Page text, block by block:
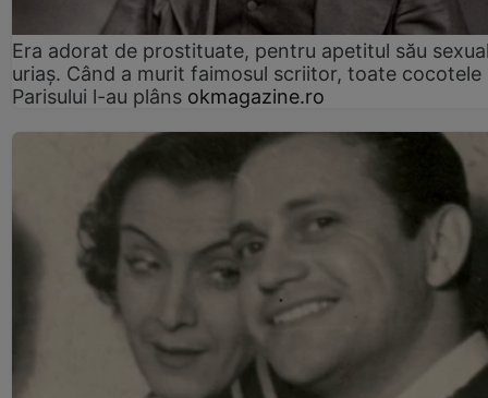
Era adorat de prostituate, pentru apetitul său
uriaș. Când a murit faimosul scriitor, toate cocotele
Parisului l-au plâns okmagazine.ro